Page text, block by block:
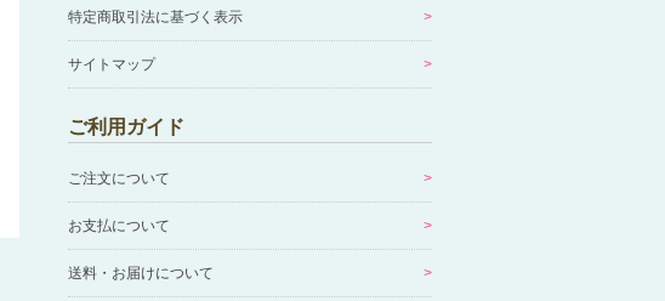
特定商取引法に基づく表示
サイトマップ
ご利用ガイド
ご注文について
お支払について
送料・お届けについて